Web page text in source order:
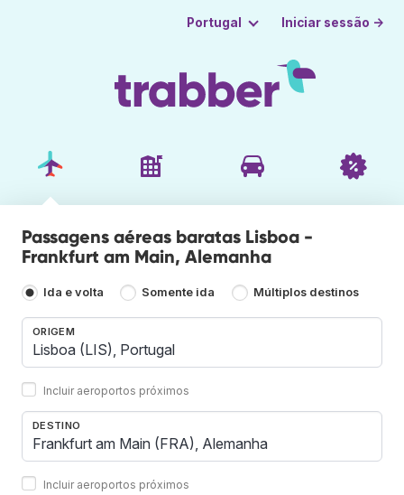
Portugal Iniciar sessão →
Passagens aéreas baratas Lisboa -
Frankfurt am Main, Alemanha
Ida e volta Somente ida Múltiplos destinos
ORIGEM
Incluir aeroportos próximos
DESTINO
Incluir aeroportos próximos